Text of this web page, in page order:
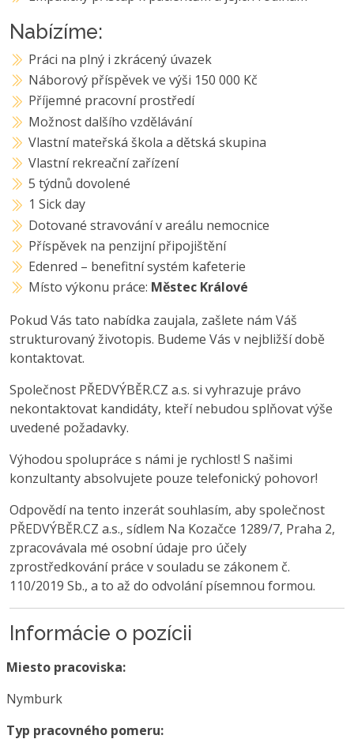
Nabízíme:
Práci na plný i zkrácený úvazek
Náborový příspěvek ve výši 150 000 Kč
Příjemné pracovní prostředí
Možnost dalšího vzdělávání
Vlastní mateřská škola a dětská skupina
Vlastní rekreační zařízení
5 týdnů dovolené
1 Sick day
Dotované stravování v areálu nemocnice
Příspěvek na penzijní připojištění
Edenred – benefitní systém kafeterie
Místo výkonu práce: Městec Králové
Pokud Vás tato nabídka zaujala, zašlete nám Váš
strukturovaný životopis. Budeme Vás v nejbližší době
kontaktovat.
Společnost PŘEDVÝBĚR.CZ a.s. si vyhrazuje právo
nekontaktovat kandidáty, kteří nebudou splňovat výše
uvedené požadavky.
Výhodou spolupráce s námi je rychlost! S našimi
konzultanty absolvujete pouze telefonický pohovor!
Odpovědí na tento inzerát souhlasím, aby společnost
PŘEDVÝBĚR.CZ a.s., sídlem Na Kozačce 1289/7, Praha 2,
zpracovávala mé osobní údaje pro účely
zprostředkování práce v souladu se zákonem č.
110/2019 Sb., a to až do odvolání písemnou formou.
Informácie o pozícii
Miesto pracoviska:
Nymburk
Typ pracovného pomeru: